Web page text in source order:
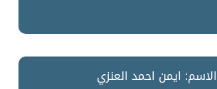
الاسم: ايمن احمد العنزي